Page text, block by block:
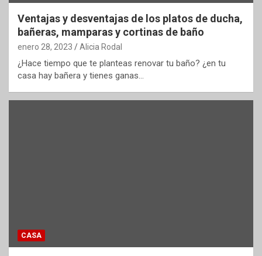
Ventajas y desventajas de los platos de ducha,
bañeras, mamparas y cortinas de baño
enero 28, 2023 Alicia Rodal
¿Hace tiempo que te planteas renovar tu baño? ¿en tu
casa hay bañera y tienes ganas…
CASA